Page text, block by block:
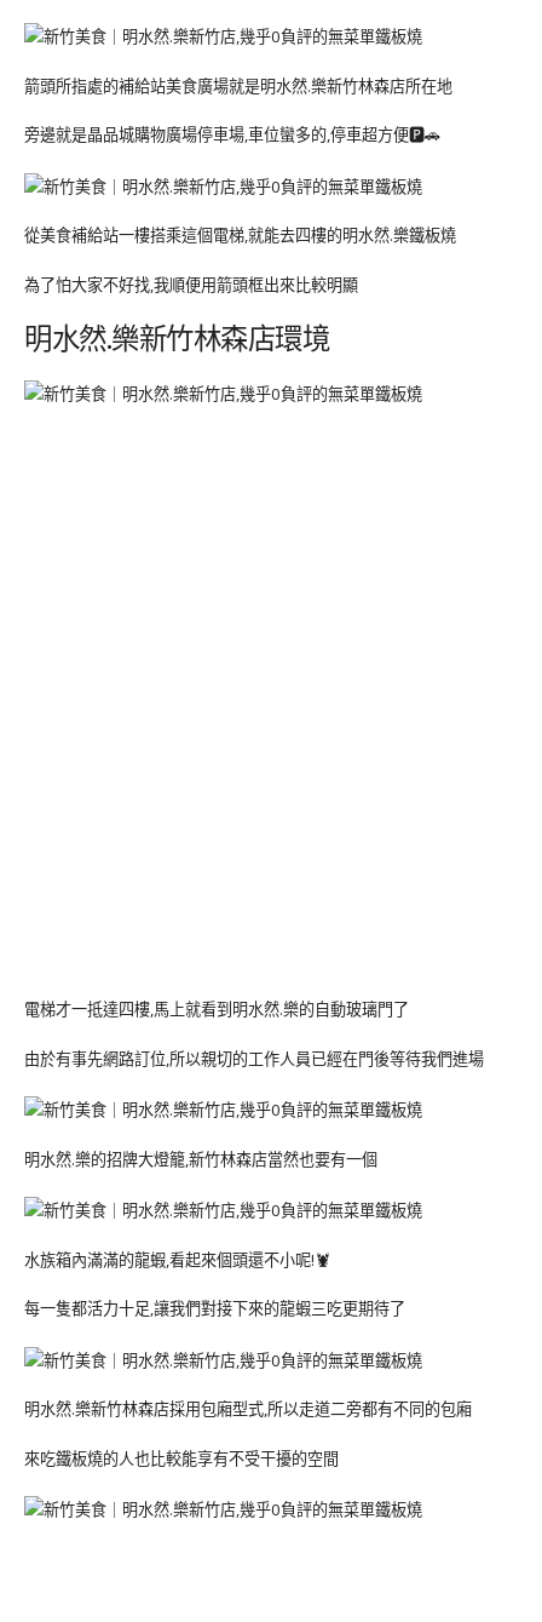
箭頭所指處的補給站美食廣場就是明水然.樂新竹林森店所在地
旁邊就是晶品城購物廣場停車場,車位蠻多的,停車超方便🅿️🚗
從美食補給站一樓搭乘這個電梯,就能去四樓的明水然.樂鐵板燒
為了怕大家不好找,我順便用箭頭框出來比較明顯
明水然.樂新竹林森店環境
電梯才一抵達四樓,馬上就看到明水然.樂的自動玻璃門了
由於有事先網路訂位,所以親切的工作人員已經在門後等待我們進場
明水然.樂的招牌大燈籠,新竹林森店當然也要有一個
水族箱內滿滿的龍蝦,看起來個頭還不小呢!🦞
每一隻都活力十足,讓我們對接下來的龍蝦三吃更期待了
明水然.樂新竹林森店採用包廂型式,所以走道二旁都有不同的包廂
來吃鐵板燒的人也比較能享有不受干擾的空間